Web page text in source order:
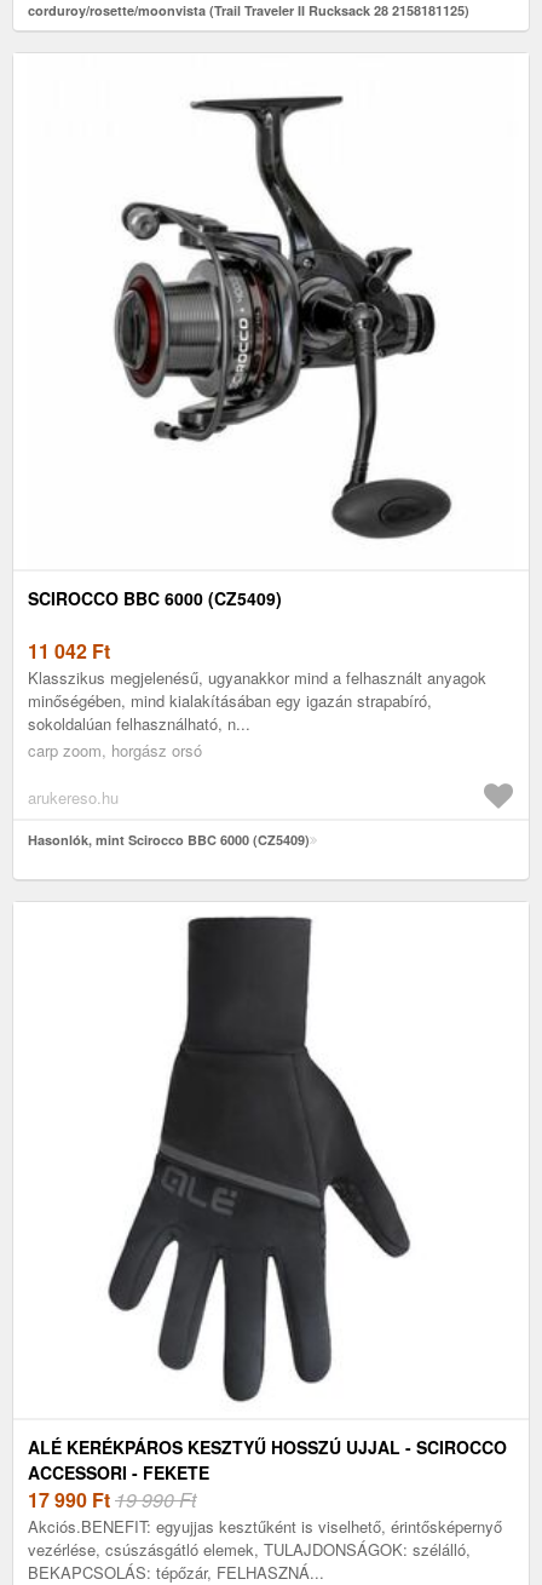
corduroy/rosette/moonvista (Trail Traveler II Rucksack 28 2158181125)
SCIROCCO BBC 6000 (CZ5409)
11 042 Ft
Klasszikus megjelenésű, ugyanakkor mind a felhasznált anyagok
minőségében, mind kialakításában egy igazán strapabíró,
sokoldalúan felhasználható, n...
carp zoom, horgász orsó
arukereso.hu
Hasonlók, mint Scirocco BBC 6000 (CZ5409)
ALÉ KERÉKPÁROS KESZTYŰ HOSSZÚ UJJAL - SCIROCCO
ACCESSORI - FEKETE
17 990 Ft19 990 Ft
Akciós.BENEFIT: egyujjas kesztűként is viselhető, érintősképernyő
vezérlése, csúszásgátló elemek, TULAJDONSÁGOK: szélálló,
BEKAPCSOLÁS: tépőzár, FELHASZNÁ...